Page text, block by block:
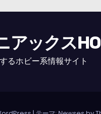
アックス
るホビー系情報サイト